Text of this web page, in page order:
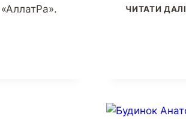
ЧИТАТИ ДАЛІ